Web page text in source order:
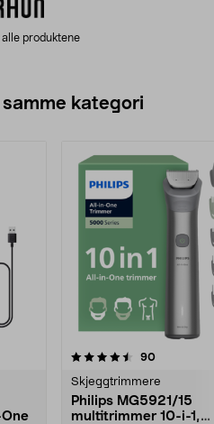
alle produktene
kategori
90
Skjeggtrimmere
Philips MG5921/15
multitrimmer 10-i-1,
4.0 av 5 stjerner